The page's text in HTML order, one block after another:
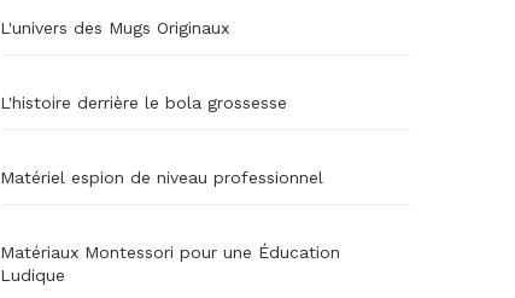
L'univers des Mugs Originaux
L'histoire derrière le bola grossesse
Matériel espion de niveau professionnel
Matériaux Montessori pour une Éducation
Ludique